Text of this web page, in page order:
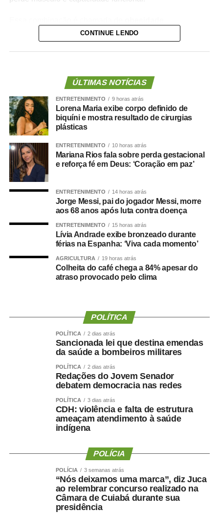
Ela reúne dois problemas importantes: excesso de
muscular. Além de aumentar o risco de fragilidade,
quedas, diabetes e doenças cardiovasculares, novas
evidências mostram que essa condição também pode
estar associada a maior risco de demência.
O que a ciência mostra :
Um grande estudo publicado na revista
avaliou dados de centenas de milhares de
pessoas e analisou a relação entre composição corporal,
Os resultados mostraram que tanto a sarcopenia isolada
um risco maior de declínio cognitivo. Um dos achados
mais relevantes foi a importância daforça de preensão
Quanto menor a força e quanto maior sua redução ao
longo dos anos ,maior foi o risco observado.
Isso reforça uma mudança importante na forma de avaliar
Não basta saber quanto peso uma pessoa
perdeu. Precisamos saber quanto músculo e quanta
força ela conseguiu preservar.
Emagrecer , nem sempre
significa melhorar a saúde ?
Uma perda de peso mal conduzida pode incluir perda
significativa de massa muscular, principalmente em
pessoas mais velhas, sedentárias, submetidas a dietas
muito restritivas ou a tratamentos sem acompanhamento
CONTINUE LENDO
ÚLTIMAS NOTÍCIAS
ENTRETENIMENTO 9 horas atrás
Lorena Maria exibe corpo definido de
biquíni e mostra resultado de cirurgias
plásticas
ENTRETENIMENTO 10 horas atrás
Mariana Rios fala sobre perda gestacional
e reforça fé em Deus: ‘Coração em paz’
ENTRETENIMENTO 14 horas atrás
Jorge Messi, pai do jogador Messi, morre
aos 68 anos após luta contra doença
ENTRETENIMENTO 15 horas atrás
Lívia Andrade exibe bronzeado durante
férias na Espanha: ‘Viva cada momento’
AGRICULTURA 19 horas atrás
Colheita do café chega a 84% apesar do
atraso provocado pelo clima
POLÍTICA
POLÍTICA 2 dias atrás
Sancionada lei que destina emendas
da saúde a bombeiros militares
POLÍTICA 2 dias atrás
Redações do Jovem Senador
debatem democracia nas redes
POLÍTICA 3 dias atrás
CDH: violência e falta de estrutura
ameaçam atendimento à saúde
indígena
POLÍCIA
POLÍCIA 3 semanas atrás
“Nós deixamos uma marca”, diz Juca
ao relembrar concurso realizado na
Câmara de Cuiabá durante sua
presidência